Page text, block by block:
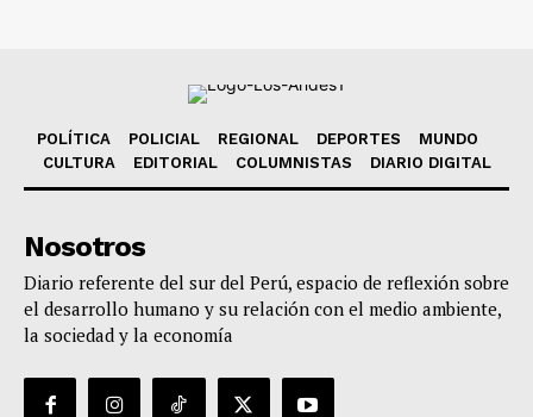
POLÍTICA POLICIAL REGIONAL DEPORTES
MUNDO
CULTURA
EDITORIAL COLUMNISTAS DIARIO DIGITAL
Nosotros
Diario referente del sur del Perú, espacio de reflexión sobre
el desarrollo humano y su relación con el medio ambiente,
la sociedad y la economía